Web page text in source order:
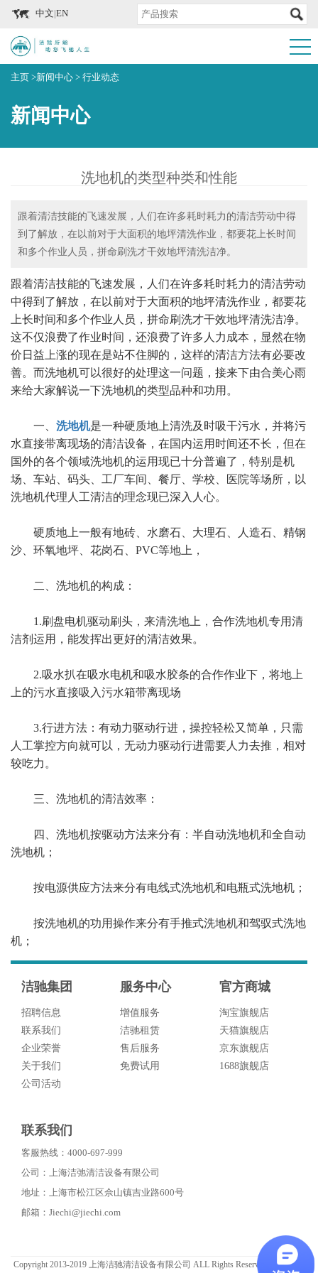
中文|EN
主页 >新闻中心 > 行业动态
新闻中心
洗地机的类型种类和性能
跟着清洁技能的飞速发展，人们在许多耗时耗力的清洁劳动中得
到了解放，在以前对于大面积的地坪清洗作业，都要花上长时间
和多个作业人员，拼命刷洗才干效地坪清洗洁净。
跟着清洁技能的飞速发展，人们在许多耗时耗力的清洁劳动
中得到了解放，在以前对于大面积的地坪清洗作业，都要花
上长时间和多个作业人员，拼命刷洗才干效地坪清洗洁净。
这不仅浪费了作业时间，还浪费了许多人力成本，显然在物
价日益上涨的现在是站不住脚的，这样的清洁方法有必要改
善。而洗地机可以很好的处理这一问题，接来下由合美心雨
来给大家解说一下洗地机的类型品种和功用。
一、 洗地机是一种硬质地上清洗及时吸干污水，并将污
水直接带离现场的清洁设备，在国内运用时间还不长，但在
国外的各个领域洗地机的运用现已十分普遍了，特别是机
场、车站、码头、工厂车间、餐厅、学校、医院等场所，以
洗地机代理人工清洁的理念现已深入人心。
硬质地上一般有地砖、水磨石、大理石、人造石、精钢
沙、环氧地坪、花岗石、PVC等地上，
二、洗地机的构成：
1.刷盘电机驱动刷头，来清洗地上，合作洗地机专用清
洁剂运用，能发挥出更好的清洁效果。
2.吸水扒在吸水电机和吸水胶条的合作作业下，将地上
上的污水直接吸入污水箱带离现场
3.行进方法：有动力驱动行进，操控轻松又简单，只需
人工掌控方向就可以，无动力驱动行进需要人力去推，相对
较吃力。
三、洗地机的清洁效率：
四、洗地机按驱动方法来分有：半自动洗地机和全自动
洗地机；
按电源供应方法来分有电线式洗地机和电瓶式洗地机；
按洗地机的功用操作来分有手推式洗地机和驾驭式洗地
机；
洁驰集团
招聘信息
联系我们
企业荣誉
关于我们
公司活动
服务中心
增值服务
洁驰租赁
售后服务
免费试用
官方商城
淘宝旗舰店
天猫旗舰店
京东旗舰店
1688旗舰店
联系我们
客服热线：4000-697-999
公司：上海洁弛清洁设备有限公司
地址：上海市松江区佘山镇吉业路600号
邮箱：Jiechi@jiechi.com
Copyright 2013-2019 上海洁驰清洁设备有限公司 ALL Rights Reserved. 上海市